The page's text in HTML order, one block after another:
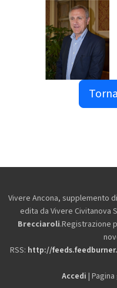
Vivere Ancona, supplemento
edita da Vivere Civitanova
Brecciaroli.Registrazione
RSS: http://
Accedi |